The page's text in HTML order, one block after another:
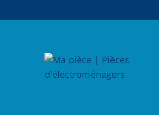
à
navigation
au